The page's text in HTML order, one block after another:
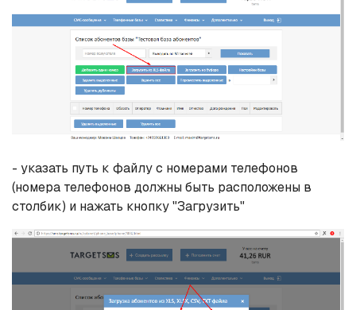
- указать путь к файлу с номерами телефонов
(номера телефонов должны быть расположены в
столбик) и нажать кнопку "Загрузить"